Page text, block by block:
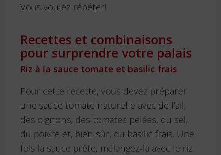
Vous voulez répéter!
Recettes et combinaisons
pour surprendre votre palais
Riz à la sauce tomate et basilic frais
Pour cette recette, vous devez préparer
une sauce tomate naturelle avec de l’ail,
des oignons, des tomates pelées, du sel,
du poivre et, bien sûr, du basilic frais. Une
fois la sauce prête, mélangez-la avec le riz